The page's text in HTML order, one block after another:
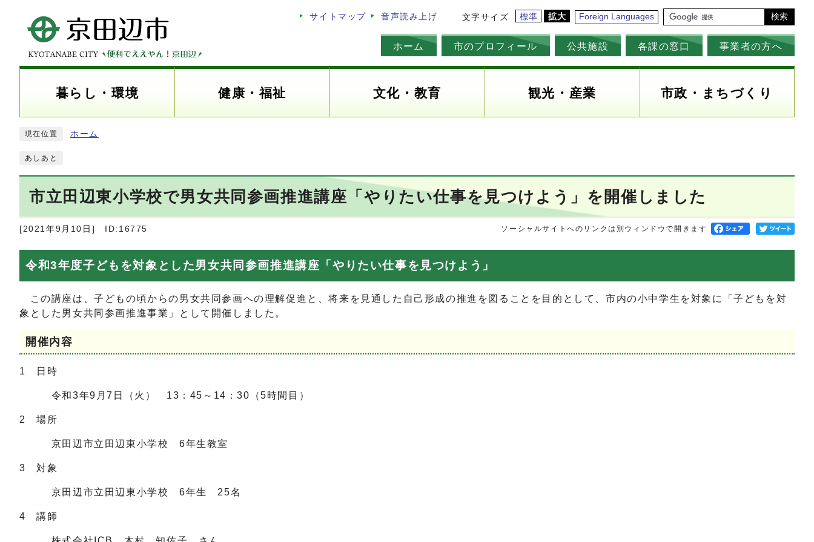
サイトマップ 音声読み上げ 文字サイズ 標準 拡大 Foreign Languages 検索
ホーム 市のプロフィール 公共施設 各課の窓口 事業者の方へ
暮らし・環境 健康・福祉 文化・教育 観光・産業 市政・まちづくり
現在位置 ホーム
あしあと
市立田辺東小学校で男女共同参画推進講座「やりたい仕事を見つけよう」を開催しました
[2021年9月10日] ID:16775 ソーシャルサイトへのリンクは別ウィンドウで開きます
令和3年度子どもを対象とした男女共同参画推進講座「やりたい仕事を見つけよう」
この講座は、子どもの頃からの男女共同参画への理解促進と、将来を見通した自己形成の推進を図ることを目的として、市内の小中学生を対象に「子どもを対
象とした男女共同参画推進事業」として開催しました。
開催内容
1 日時
令和3年9月7日（火） 13：45～14：30（5時間目）
2 場所
京田辺市立田辺東小学校 6年生教室
3 対象
京田辺市立田辺東小学校 6年生 25名
4 講師